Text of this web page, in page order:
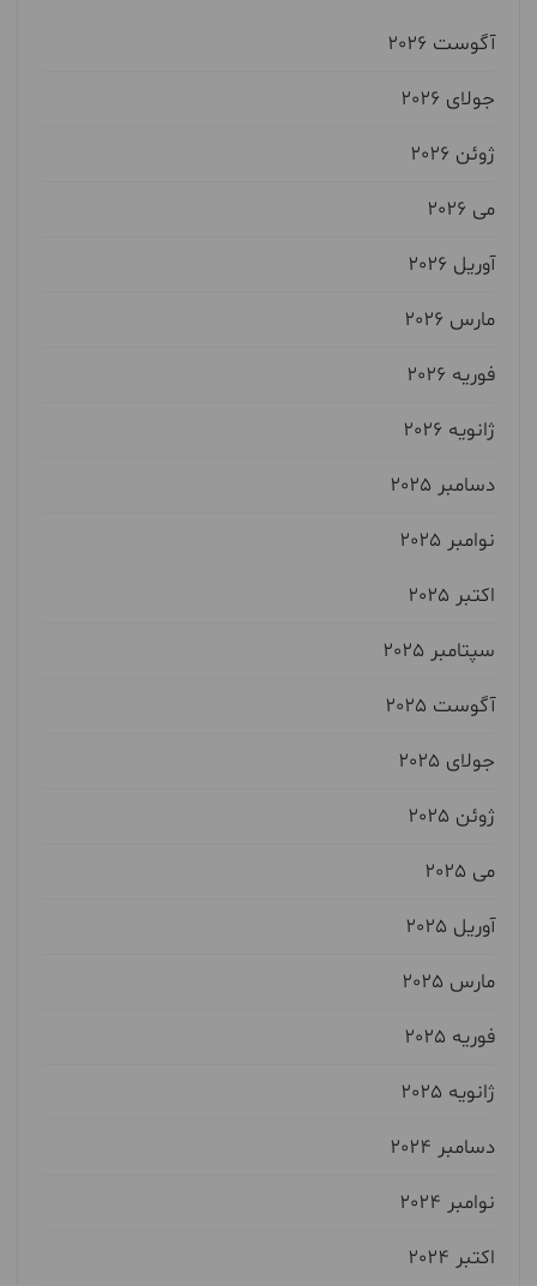
آگوست 2026
جولای 2026
ژوئن 2026
می 2026
آوریل 2026
مارس 2026
فوریه 2026
ژانویه 2026
دسامبر 2025
نوامبر 2025
اکتبر 2025
سپتامبر 2025
آگوست 2025
جولای 2025
ژوئن 2025
می 2025
آوریل 2025
مارس 2025
فوریه 2025
ژانویه 2025
دسامبر 2024
نوامبر 2024
اکتبر 2024